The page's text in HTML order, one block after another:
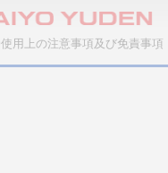
使用上の注意事項及び免責事項